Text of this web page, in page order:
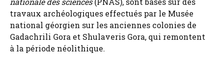
travaux archéologiques effectués par le Musée
national géorgien sur les anciennes colonies de
Gadachrili Gora et Shulaveris Gora, qui remontent
à la période néolithique.